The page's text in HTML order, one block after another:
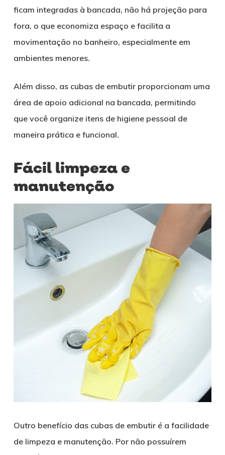
ficam integradas à bancada, não há projeção para
fora, o que economiza espaço e facilita a
movimentação no banheiro, especialmente em
ambientes menores.
Além disso, as cubas de embutir proporcionam uma
área de apoio adicional na bancada, permitindo
que você organize itens de higiene pessoal de
maneira prática e funcional.
Fácil limpeza e
manutenção
Outro benefício das cubas de embutir é a facilidade
de limpeza e manutenção. Por não possuírem